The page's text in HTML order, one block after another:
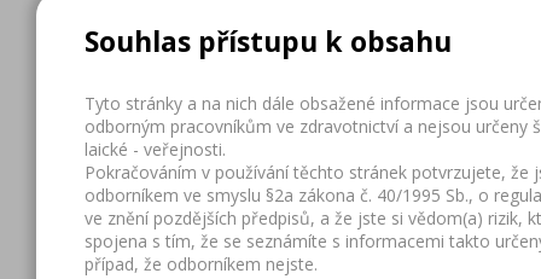
Souhlas přístupu k obsahu
Tyto stránky a na nich dále obsažené informace jsou
odborným pracovníkům ve zdravotnictví a nejsou určeny
laické - veřejnosti.
Pokračováním v používání těchto stránek potvrzujete, že
odborníkem ve smyslu §2a zákona č. 40/1995 Sb., o
ve znění pozdějších předpisů, a že jste si vědom(a) rizik,
spojena s tím, že se seznámíte s informacemi takto
případ, že odborníkem nejste.